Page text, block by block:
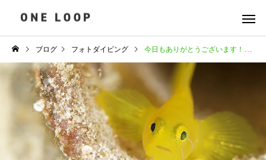
ブログ フォトダイビング 今日もありがとうございます！！ ONE LOOP BLOG